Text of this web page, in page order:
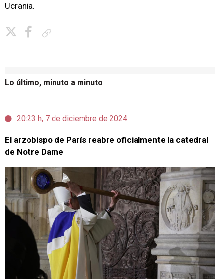
Ucrania.
Lo último, minuto a minuto
20:23 h, 7 de diciembre de 2024
El arzobispo de París reabre oficialmente la catedral
de Notre Dame